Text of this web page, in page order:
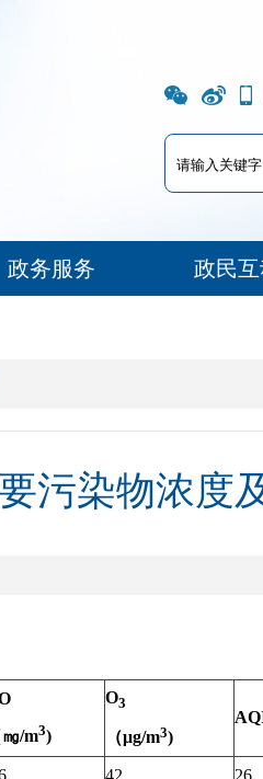
政务服务 政民
污染物浓度
㎎/m3)
O3
（μg/m3)
42 26